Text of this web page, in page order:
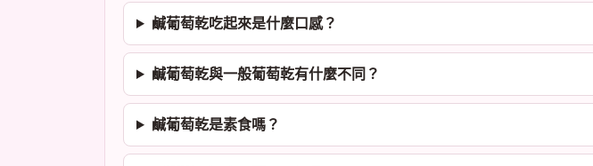
鹹葡萄乾吃起來是什麼口感？
鹹葡萄乾與一般葡萄乾有什麼不同？
鹹葡萄乾是素食嗎？